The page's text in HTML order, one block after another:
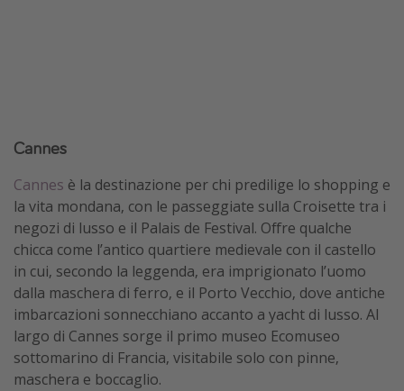
Cannes
Cannes è la destinazione per chi predilige lo shopping e
la vita mondana, con le passeggiate sulla Croisette tra i
negozi di lusso e il Palais de Festival. Offre qualche
chicca come l’antico quartiere medievale con il castello
in cui, secondo la leggenda, era imprigionato l’uomo
dalla maschera di ferro, e il Porto Vecchio, dove antiche
imbarcazioni sonnecchiano accanto a yacht di lusso. Al
largo di Cannes sorge il primo museo Ecomuseo
sottomarino di Francia, visitabile solo con pinne,
maschera e boccaglio.